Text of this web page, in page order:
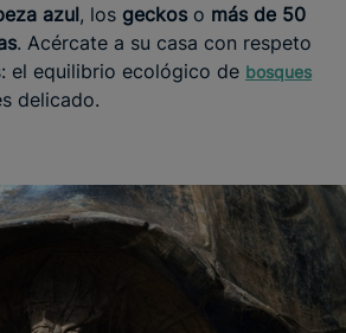
azul, los geckos o más de 50
. Acércate a su casa con respeto
el equilibrio ecológico de bosques
delicado.